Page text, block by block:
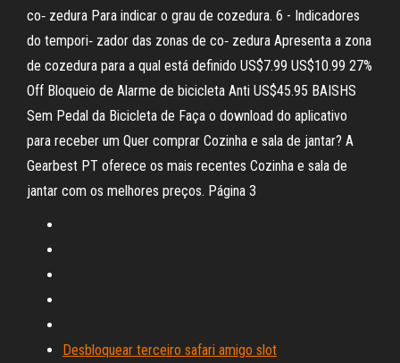
co‐ zedura Para indicar o grau de cozedura. 6 - Indicadores
do tempori‐ zador das zonas de co‐ zedura Apresenta a zona
de cozedura para a qual está definido US$7.99 US$10.99 27%
Off Bloqueio de Alarme de bicicleta Anti US$45.95 BAISHS
Sem Pedal da Bicicleta de Faça o download do aplicativo
para receber um Quer comprar Cozinha e sala de jantar? A
Gearbest PT oferece os mais recentes Cozinha e sala de
jantar com os melhores preços. Página 3
Desbloquear terceiro safari amigo slot